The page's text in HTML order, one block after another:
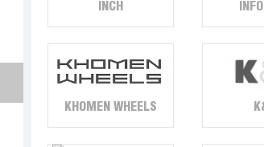
INCH
KHOMEN WHEELS